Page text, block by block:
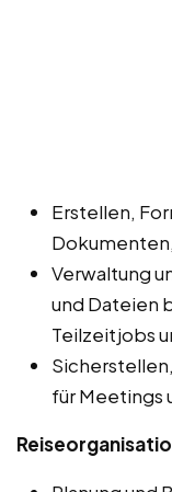
Erstellen,
Verwaltung
und Dateien
Teilzeitjobs
für Meetings